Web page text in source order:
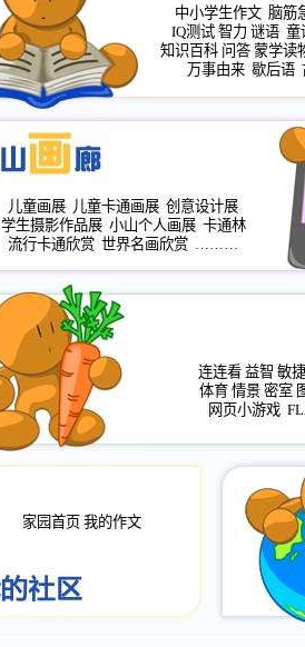
中小学生作文 脑筋
IQ测试 智力 谜语 童
知识百科 问答 蒙学读
万事由来 歇后语
儿童画展 儿童卡通画展 创意设计展
学生摄影作品展 小山个人画展 卡通林
流行卡通欣赏 世界名画欣赏 ………
连连看 益智 敏捷
体育 情景 密室
网页小游戏
家园首页 我的作文